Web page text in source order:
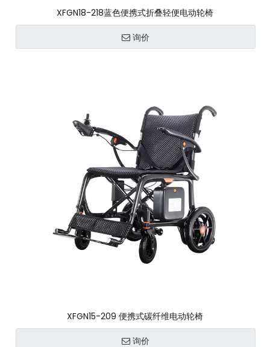
XFGN18-218蓝色便携式折叠轻便电动轮椅
询价
XFGN15-209 便携式碳纤维电动轮椅
询价